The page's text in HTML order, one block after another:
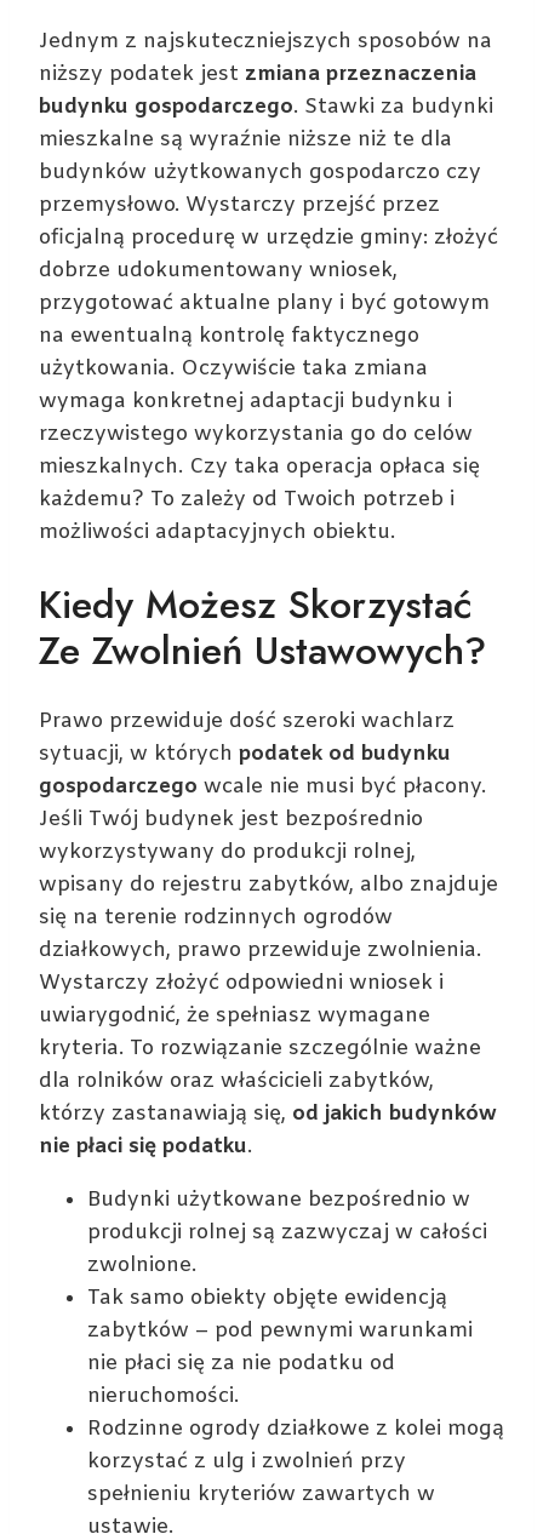
Jednym z najskuteczniejszych sposobów na
niższy podatek jest zmiana przeznaczenia
budynku gospodarczego. Stawki za budynki
mieszkalne są wyraźnie niższe niż te dla
budynków użytkowanych gospodarczo czy
przemysłowo. Wystarczy przejść przez
oficjalną procedurę w urzędzie gminy: złożyć
dobrze udokumentowany wniosek,
przygotować aktualne plany i być gotowym
na ewentualną kontrolę faktycznego
użytkowania. Oczywiście taka zmiana
wymaga konkretnej adaptacji budynku i
rzeczywistego wykorzystania go do celów
mieszkalnych. Czy taka operacja opłaca się
każdemu? To zależy od Twoich potrzeb i
możliwości adaptacyjnych obiektu.
Kiedy Możesz Skorzystać
Ze Zwolnień Ustawowych?
Prawo przewiduje dość szeroki wachlarz
sytuacji, w których podatek od budynku
gospodarczego wcale nie musi być płacony.
Jeśli Twój budynek jest bezpośrednio
wykorzystywany do produkcji rolnej,
wpisany do rejestru zabytków, albo znajduje
się na terenie rodzinnych ogrodów
działkowych, prawo przewiduje zwolnienia.
Wystarczy złożyć odpowiedni wniosek i
uwiarygodnić, że spełniasz wymagane
kryteria. To rozwiązanie szczególnie ważne
dla rolników oraz właścicieli zabytków,
którzy zastanawiają się, od jakich budynków
nie płaci się podatku.
Budynki użytkowane bezpośrednio w
produkcji rolnej są zazwyczaj w całości
zwolnione.
Tak samo obiekty objęte ewidencją
zabytków – pod pewnymi warunkami
nie płaci się za nie podatku od
nieruchomości.
Rodzinne ogrody działkowe z kolei mogą
korzystać z ulg i zwolnień przy
spełnieniu kryteriów zawartych w
ustawie.